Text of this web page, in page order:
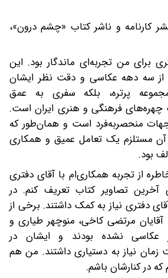
کارنامه و ناشر کتاب «چشم درون»،
برای من تجربه‌ای ماندگار بود. این
سه دهه عکاسی و دقت نظر ایشان
پرتره، بلکه سفری به عمق
فرهنگی و هنری ایران است.
منحصربه‌فرد است و همان‌طور که
آن مستلزم یک تعامل عمیق و همکاری
بود.
از تجربه همکاری‌ام با آقای دفتری
تصاویر کتاب تعریف کنم. در
دفتری نیاز به کمک داشتند. برخی از
آقایان مرتضی کاخی، منوچهر طیاری و
عکاسی نشده بودند و ایشان در
نیاز به دستیاری داشتند. من هم
که در کنارشان باشم.